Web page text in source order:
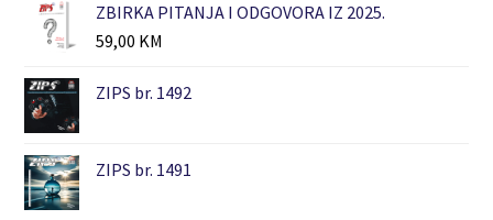
ZBIRKA PITANJA I ODGOVORA IZ 2025.
59,00 KM
ZIPS br. 1492
ZIPS br. 1491